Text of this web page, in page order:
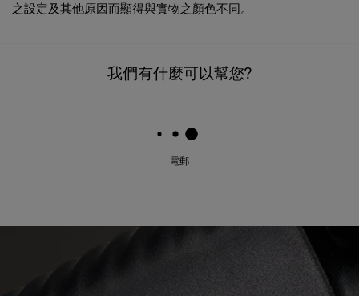
之設定及其他原因而顯得與實物之顏色不同。
我們有什麼可以幫您?
電郵